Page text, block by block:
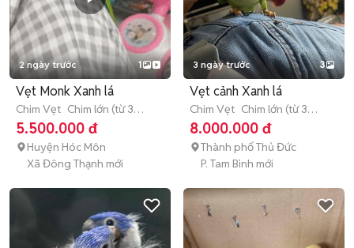
2 ngày trước 1
Vẹt Monk Xanh lá
Chim Vẹt Chim lớn (từ 3
tháng tuổi)
5.500.000 đ
Huyện Hóc Môn
Xã Đông Thạnh mới
3 ngày trước 3
Vẹt cảnh Xanh lá
Chim Vẹt Chim lớn (từ 3
tháng tuổi)
8.000.000 đ
Thành phố Thủ Đức
P. Tam Bình mới